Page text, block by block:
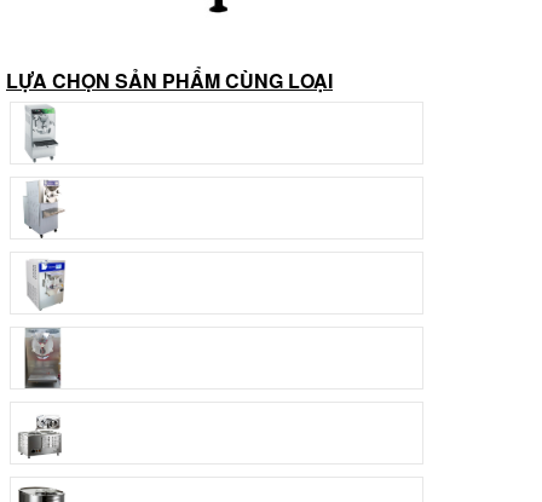
LỰA CHỌN SẢN PHẨM CÙNG LOẠI